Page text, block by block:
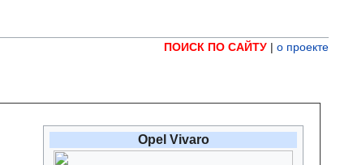
ПОИСК ПО САЙТУ | о проекте
Opel Vivaro